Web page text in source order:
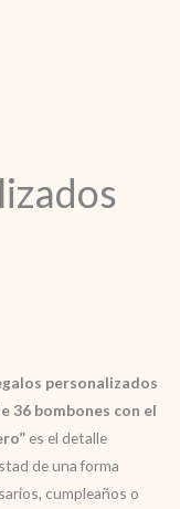
personalizados
36 bombones con el
es el detalle
de una forma
cumpleaños o